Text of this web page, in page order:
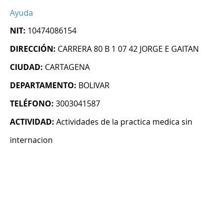
Ayuda
NIT: 10474086154
DIRECCIÓN: CARRERA 80 B 1 07 42 JORGE E GAITAN
CIUDAD: CARTAGENA
DEPARTAMENTO: BOLIVAR
TELÉFONO: 3003041587
ACTIVIDAD: Actividades de la practica medica sin
internacion